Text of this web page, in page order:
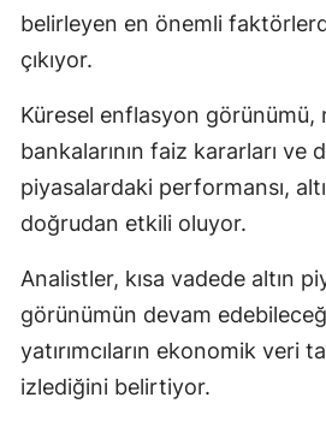
belirleyen en önemli
çıkıyor.
Küresel enflasyon görünümü,
bankalarının faiz kararları ve
piyasalardaki performansı,
doğrudan etkili oluyor.
Analistler, kısa vadede altın
görünümün devam
yatırımcıların ekonomik veri
izlediğini belirtiyor.